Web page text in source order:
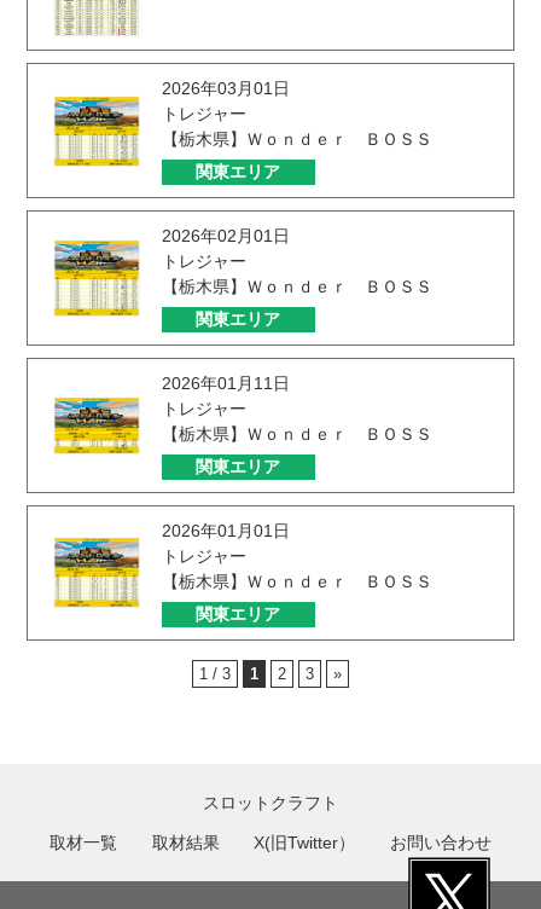
2026年03月01日
トレジャー
【栃木県】Ｗｏｎｄｅｒ ＢＯＳＳ
関東エリア
2026年02月01日
トレジャー
【栃木県】Ｗｏｎｄｅｒ ＢＯＳＳ
関東エリア
2026年01月11日
トレジャー
【栃木県】Ｗｏｎｄｅｒ ＢＯＳＳ
関東エリア
2026年01月01日
トレジャー
【栃木県】Ｗｏｎｄｅｒ ＢＯＳＳ
関東エリア
1 / 3 1 2 3 »
スロットクラフト
取材一覧 取材結果 X(旧Twitter） お問い合わせ